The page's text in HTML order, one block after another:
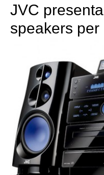
JVC
speakers per